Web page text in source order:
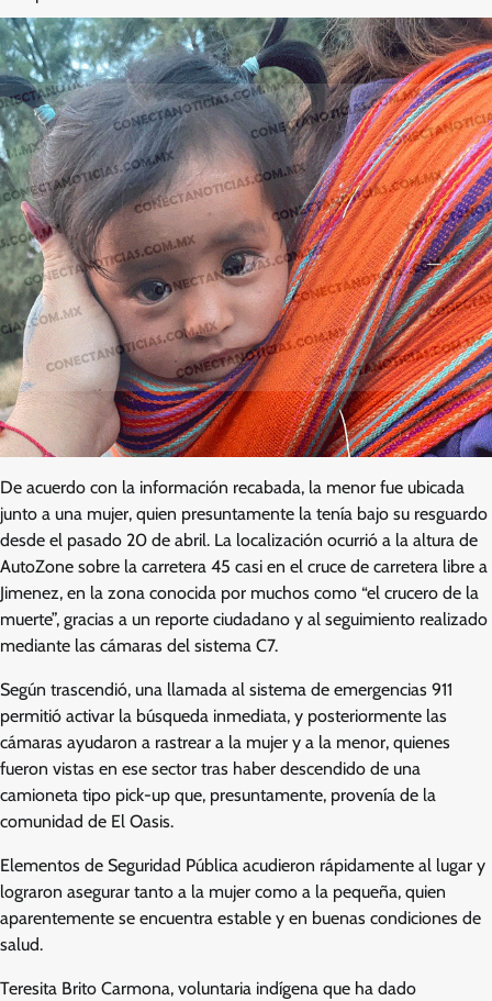
De acuerdo con la información recabada, la menor fue ubicada
junto a una mujer, quien presuntamente la tenía bajo su resguardo
desde el pasado 20 de abril. La localización ocurrió a la altura de
AutoZone sobre la carretera 45 casi en el cruce de carretera libre a
Jimenez, en la zona conocida por muchos como “el crucero de la
muerte”, gracias a un reporte ciudadano y al seguimiento realizado
mediante las cámaras del sistema C7.
Según trascendió, una llamada al sistema de emergencias 911
permitió activar la búsqueda inmediata, y posteriormente las
cámaras ayudaron a rastrear a la mujer y a la menor, quienes
fueron vistas en ese sector tras haber descendido de una
camioneta tipo pick-up que, presuntamente, provenía de la
comunidad de El Oasis.
Elementos de Seguridad Pública acudieron rápidamente al lugar y
lograron asegurar tanto a la mujer como a la pequeña, quien
aparentemente se encuentra estable y en buenas condiciones de
salud.
Teresita Brito Carmona, voluntaria indígena que ha dado